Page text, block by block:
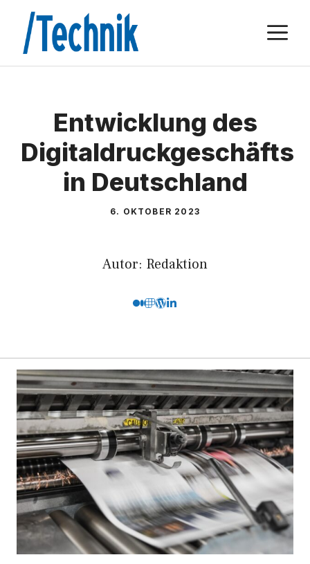
Inhalt
springen
Entwicklung des
Digitaldruckgeschäfts
in Deutschland
6. OKTOBER 2023
Autor: Redaktion